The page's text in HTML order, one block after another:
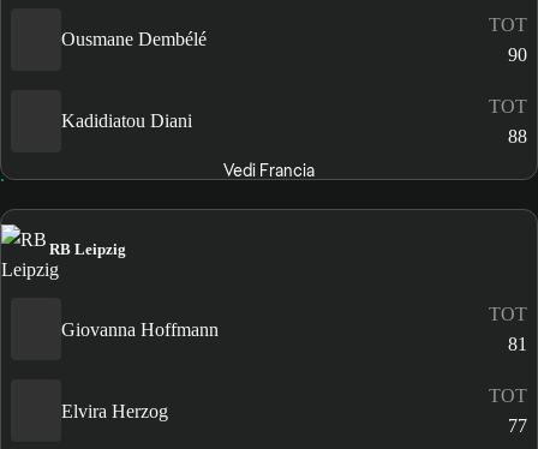
Ousmane Dembélé
TOT
90
Kadidiatou Diani
TOT
88
Vedi Francia
RB Leipzig
Giovanna Hoffmann
TOT
81
Elvira Herzog
TOT
77